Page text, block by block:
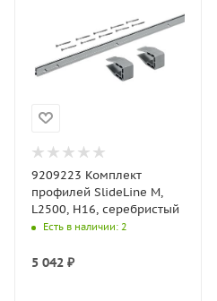
9209223 Комплект
профилей SlideLine M,
L2500, H16, серебристый
Есть в наличии: 2
5 042 ₽